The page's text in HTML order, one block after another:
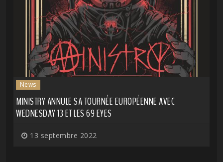
News
MINISTRY ANNULE SA TOURNÉE EUROPÉENNE AVEC
WEDNESDAY 13 ET LES 69 EYES
13 septembre 2022